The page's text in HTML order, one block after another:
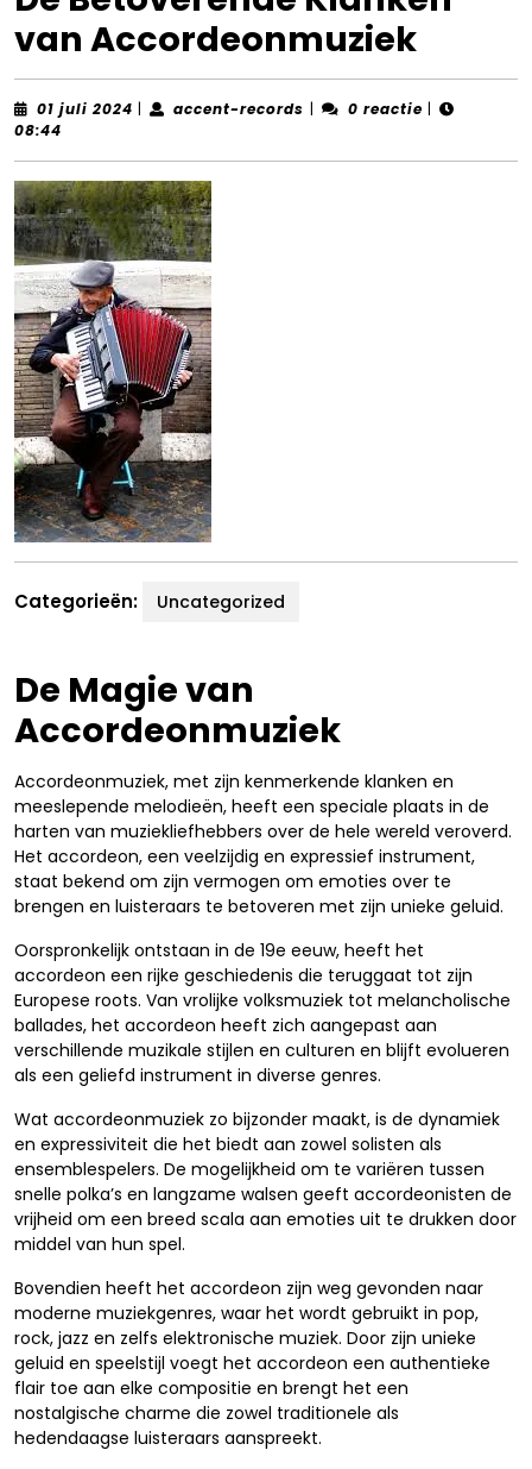
van Accordeonmuziek
01 juli 2024 01| accent-records accent-
| 0 reactie |
08:44
Categorieën: Uncategorized
De Magie van
Accordeonmuziek
Accordeonmuziek, met zijn kenmerkende klanken en
meeslepende melodieën, heeft een speciale plaats in de
harten van muziekliefhebbers over de hele wereld veroverd.
Het accordeon, een veelzijdig en expressief instrument,
staat bekend om zijn vermogen om emoties over te
brengen en luisteraars te betoveren met zijn unieke geluid.
Oorspronkelijk ontstaan in de 19e eeuw, heeft het
accordeon een rijke geschiedenis die teruggaat tot zijn
Europese roots. Van vrolijke volksmuziek tot melancholische
ballades, het accordeon heeft zich aangepast aan
verschillende muzikale stijlen en culturen en blijft evolueren
als een geliefd instrument in diverse genres.
Wat accordeonmuziek zo bijzonder maakt, is de dynamiek
en expressiviteit die het biedt aan zowel solisten als
ensemblespelers. De mogelijkheid om te variëren tussen
snelle polka’s en langzame walsen geeft accordeonisten de
vrijheid om een breed scala aan emoties uit te drukken door
middel van hun spel.
Bovendien heeft het accordeon zijn weg gevonden naar
moderne muziekgenres, waar het wordt gebruikt in pop,
rock, jazz en zelfs elektronische muziek. Door zijn unieke
geluid en speelstijl voegt het accordeon een authentieke
flair toe aan elke compositie en brengt het een
nostalgische charme die zowel traditionele als
hedendaagse luisteraars aanspreekt.